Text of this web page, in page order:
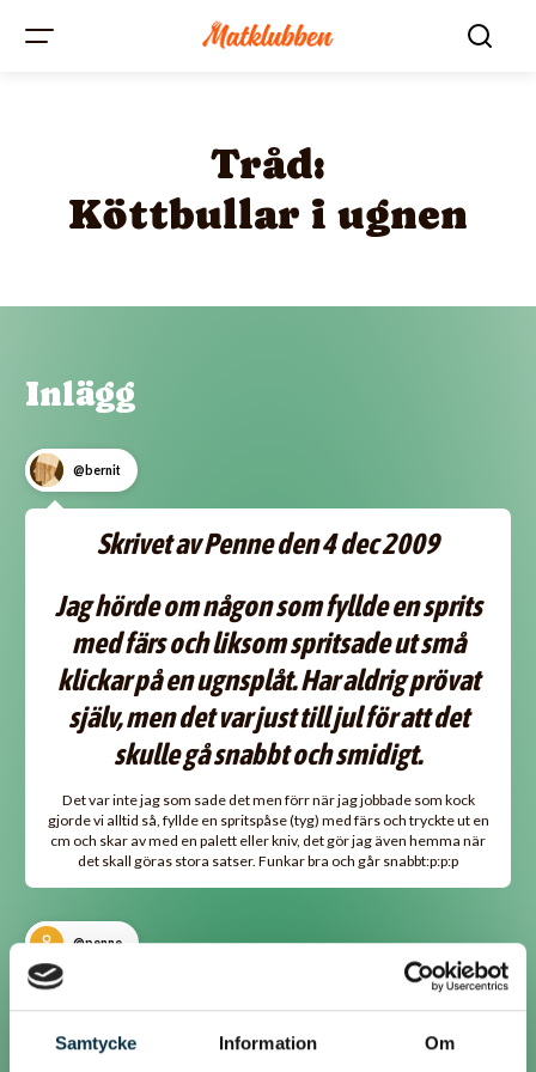
Samtycke Information Om
Tråd:
Köttbullar i ugnen
Inlägg
@bernit
Skrivet av Penne den 4 dec 2009
Jag hörde om någon som fyllde en sprits
med färs och liksom spritsade ut små
klickar på en ugnsplåt. Har aldrig prövat
själv, men det var just till jul för att det
skulle gå snabbt och smidigt.
Det var inte jag som sade det men förr när jag jobbade som kock
gjorde vi alltid så, fyllde en spritspåse (tyg) med färs och tryckte ut en
cm och skar av med en palett eller kniv, det gör jag även hemma när
det skall göras stora satser. Funkar bra och går snabbt:p:p:p
@penne
Jag hörde om någon som fyllde en sprits med färs och liksom
det var just till jul för att det skulle gå snabbt och smidigt.